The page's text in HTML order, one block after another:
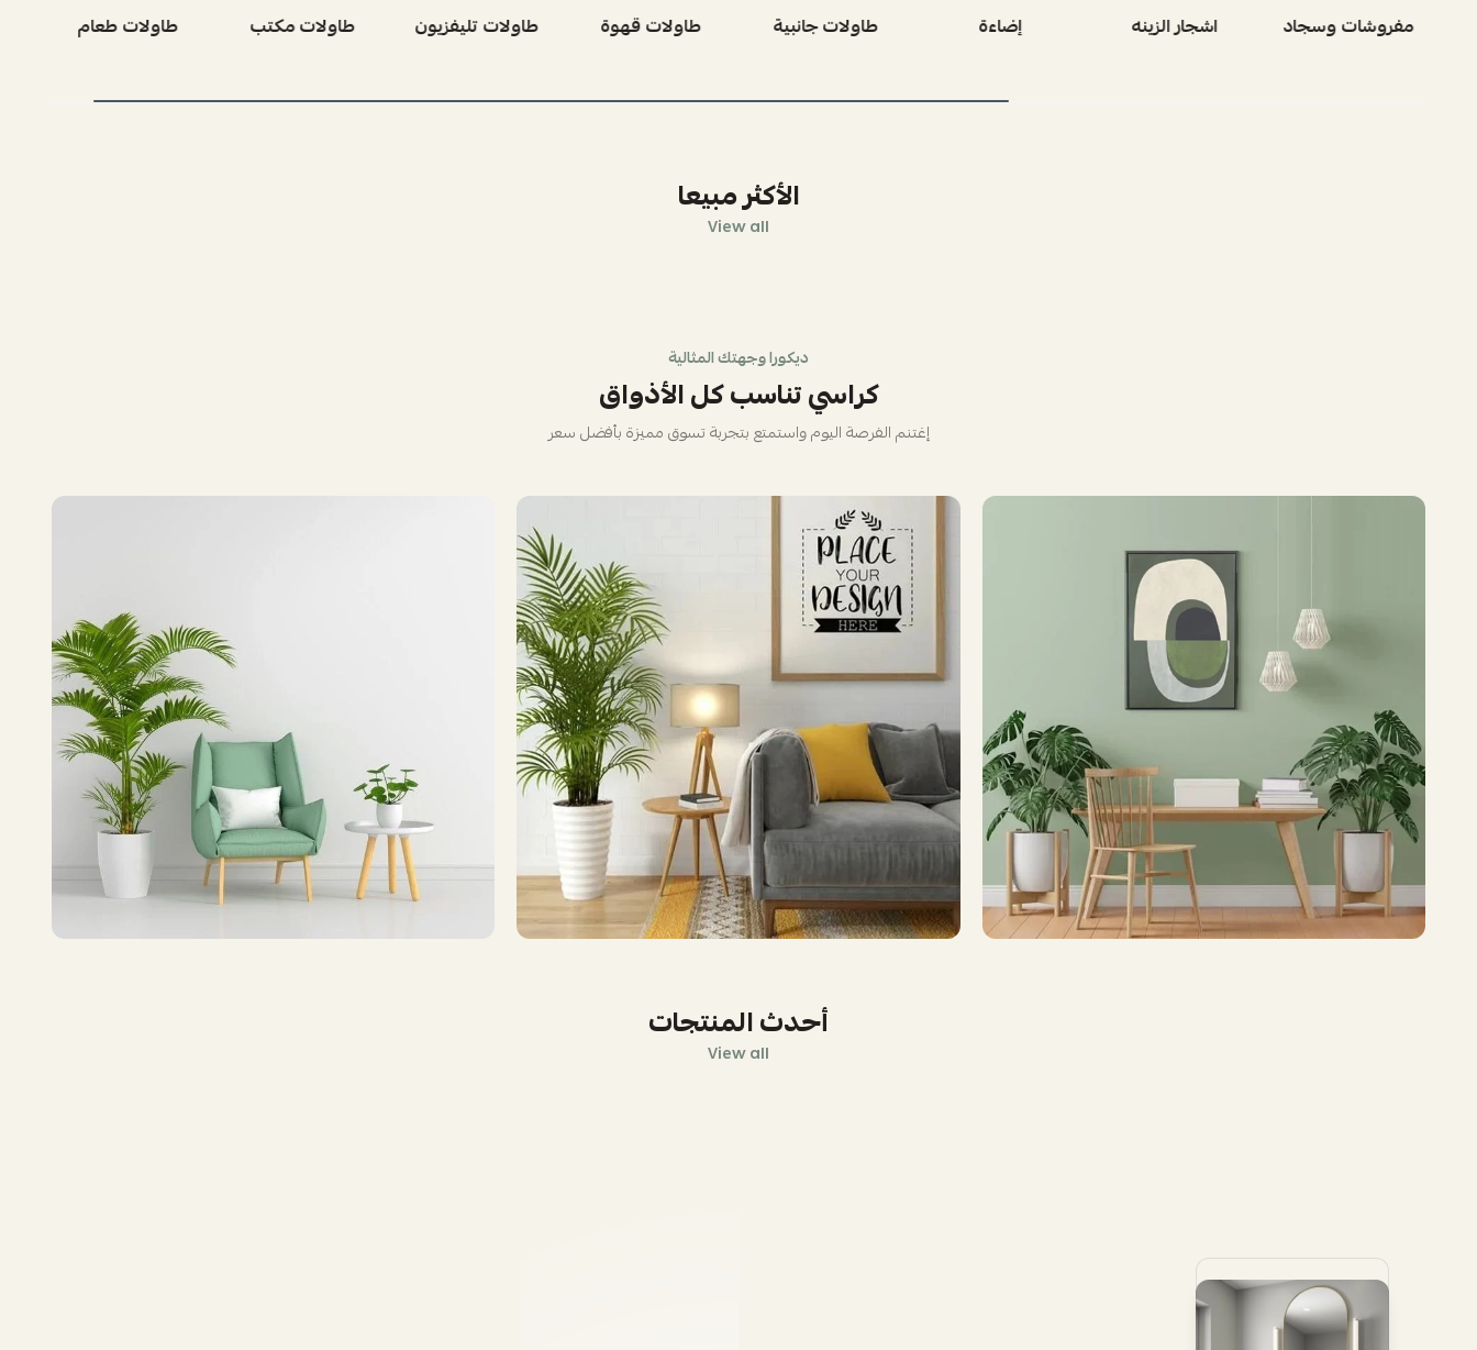
طاولات مكتب طاولات تليفزيون طاولات قهوة طاولات جانبية إضاءة اشجار الزينه مفروشات وسجاد بوفيه
الأكثر مبيعا
View all
ديكورا وجهتك المثالية
كراسي تناسب كل الأذواق
إغتنم الفرصة اليوم واستمتع بتجربة تسوق مميزة بأفضل سعر
أحدث المنتجات
View all